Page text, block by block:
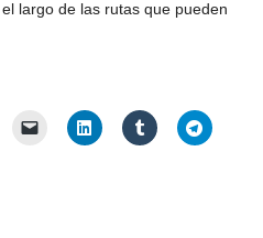
largo de las rutas que pueden